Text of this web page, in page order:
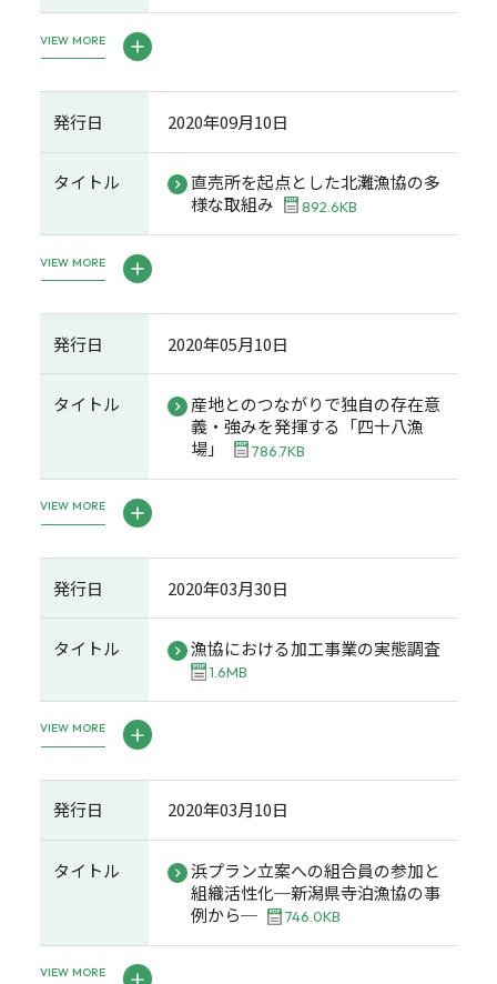
VIEW MORE
発行日 2020年09月10日
タイトル
直売所を起点とした北灘漁協の多
様な取組み
892.6KB
VIEW MORE
発行日 2020年05月10日
タイトル
産地とのつながりで独自の存在意
義・強みを発揮する「四十八漁
場」
786.7KB
VIEW MORE
発行日 2020年03月30日
タイトル 漁協における加工事業の実態調査
1.6MB
VIEW MORE
発行日 2020年03月10日
タイトル
浜プラン立案への組合員の参加と
組織活性化─新潟県寺泊漁協の事
例から─
746.0KB
VIEW MORE